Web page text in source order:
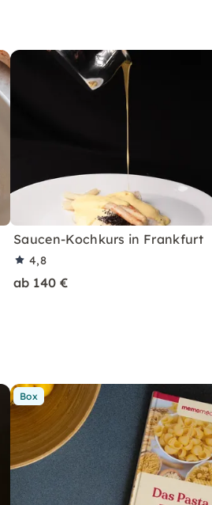
Saucen-Kochkurs in Frankfurt
4,8
ab 140 €
Box